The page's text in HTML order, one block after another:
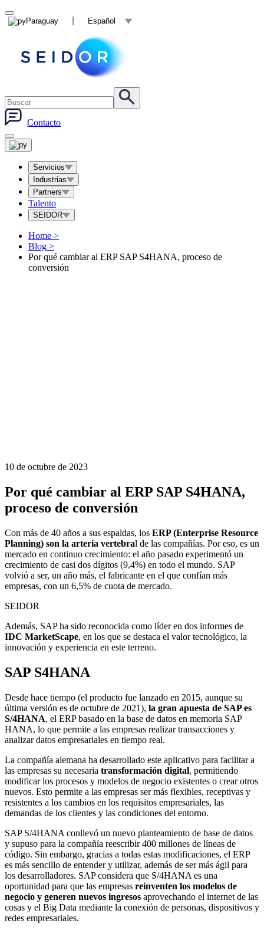
Paraguay Español
Contacto
Servicios
Industrias
Partners
Talento
SEIDOR
Home >
Blog >
Por qué cambiar al ERP SAP S4HANA, proceso de
conversión
10 de octubre de 2023
Por qué cambiar al ERP SAP S4HANA,
proceso de conversión
Con más de 40 años a sus espaldas, los ERP (Enterprise Resource
Planning) son la arteria vertebral de las compañías. Por eso, es un
mercado en continuo crecimiento: el año pasado experimentó un
crecimiento de casi dos dígitos (9,4%) en todo el mundo. SAP
volvió a ser, un año más, el fabricante en el que confían más
empresas, con un 6,5% de cuota de mercado.
SEIDOR
Además, SAP ha sido reconocida como líder en dos informes de
IDC MarketScape, en los que se destaca el valor tecnológico, la
innovación y experiencia en este terreno.
SAP S4HANA
Desde hace tiempo (el producto fue lanzado en 2015, aunque su
última versión es de octubre de 2021), la gran apuesta de SAP es
S/4HANA, el ERP basado en la base de datos en memoria SAP
HANA, lo que permite a las empresas realizar transacciones y
analizar datos empresariales en tiempo real.
La compañía alemana ha desarrollado este aplicativo para facilitar a
las empresas su necesaria transformación digital, permitiendo
modificar los procesos y modelos de negocio existentes o crear otros
nuevos. Esto permite a las empresas ser más flexibles, receptivas y
resistentes a los cambios en los requisitos empresariales, las
demandas de los clientes y las condiciones del entorno.
SAP S/4HANA conllevó un nuevo planteamiento de base de datos
y supuso para la compañía reescribir 400 millones de líneas de
código. Sin embargo, gracias a todas estas modificaciones, el ERP
es más sencillo de entender y utilizar, además de ser más ágil para
los desarrolladores. SAP considera que S/4HANA es una
oportunidad para que las empresas reinventen los modelos de
negocio y generen nuevos ingresos aprovechando el internet de las
cosas y el Big Data mediante la conexión de personas, dispositivos y
redes empresariales.